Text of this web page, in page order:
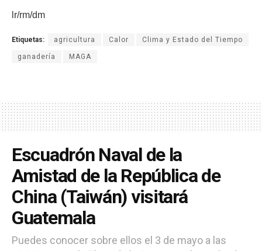
lr/rm/dm
Etiquetas: agricultura Calor Clima y Estado del Tiempo
ganadería MAGA
Escuadrón Naval de la
Amistad de la República de
China (Taiwán) visitará
Guatemala
Puedes conocer sobre ellos el 3 de mayo a las